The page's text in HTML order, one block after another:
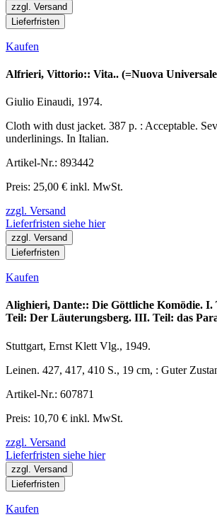
zzgl. Versand
Lieferfristen
Kaufen
Alfrieri, Vittorio:: Vita.. (=Nuova
Giulio Einaudi, 1974.
Cloth with dust jacket. 387 p. : Acceptable.
underlinings. In Italian.
Artikel-Nr.: 893442
Preis: 25,00 € inkl. MwSt.
zzgl. Versand
Lieferfristen siehe hier
zzgl. Versand
Lieferfristen
Kaufen
Alighieri, Dante:: Die Göttliche Komödie. I.
Teil: Der Läuterungsberg. III. Teil: das
Stuttgart, Ernst Klett Vlg., 1949.
Leinen. 427, 417, 410 S., 19 cm, : Guter
Artikel-Nr.: 607871
Preis: 10,70 € inkl. MwSt.
zzgl. Versand
Lieferfristen siehe hier
zzgl. Versand
Lieferfristen
Kaufen